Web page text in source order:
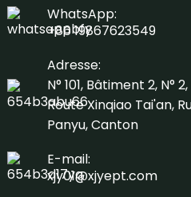
WhatsApp:
+86 19867623549
Adresse:
N° 101, Bâtiment 2, N°
Route Xinqiao Tai'an,
Panyu, Canton
E-mail:
xjy01@xjyept.com